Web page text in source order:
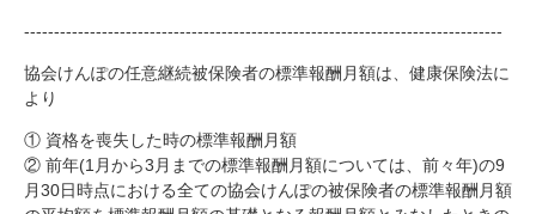
--------------------------------------------------------------------------------
協会けんぽの任意継続被保険者の標準報酬月額は、健康保険法に
より
① 資格を喪失した時の標準報酬月額
② 前年(1月から3月までの標準報酬月額については、前々年)の9
月30日時点における全ての協会けんぽの被保険者の標準報酬月額